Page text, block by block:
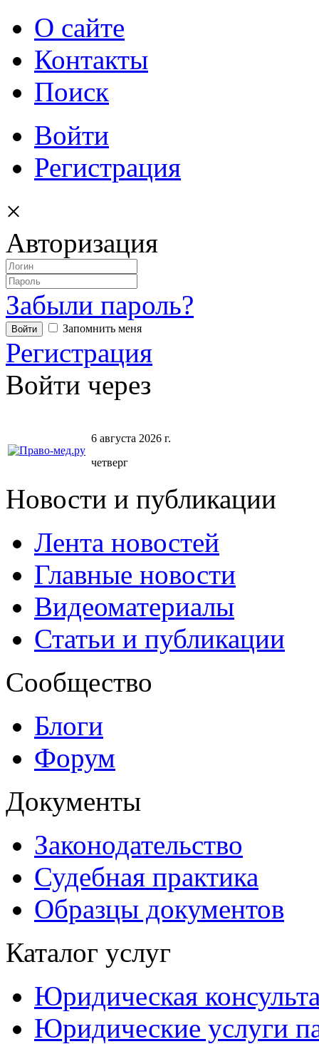
О сайте
Контакты
Поиск
Войти
Регистрация
×
Авторизация
Забыли пароль?
Запомнить меня
Регистрация
Войти через
6 августа 2026 г.
четверг
Новости и публикации
Лента новостей
Главные новости
Видеоматериалы
Статьи и публикации
Сообщество
Блоги
Форум
Документы
Законодательство
Судебная практика
Образцы документов
Каталог услуг
Юридическая
Юридические услуги